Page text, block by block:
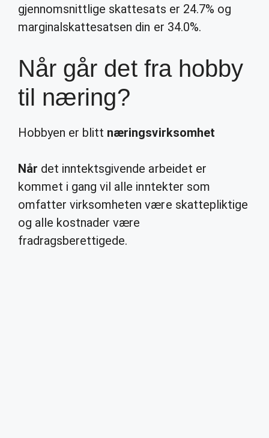
gjennomsnittlige skattesats er 24.7% og
marginalskattesatsen din er 34.0%.
Når går det fra hobby
til næring?
Hobbyen er blitt næringsvirksomhet
Når det inntektsgivende arbeidet er
kommet i gang vil alle inntekter som
omfatter virksomheten være skattepliktige
og alle kostnader være
fradragsberettigede.